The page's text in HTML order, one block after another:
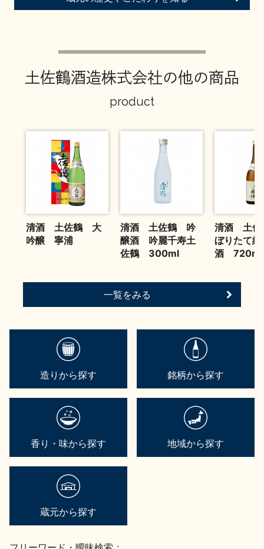
お問い合わせ
土佐鶴酒造株式会社の他の商品
product
清酒 土佐鶴 大
吟醸 寧浦
清酒 土佐鶴 吟
醸酒 吟麗千寿土
佐鶴 300ml
清酒 土
ぼりたて純
酒 720ml
一覧をみる
造りから探す 銘柄から探す
香り・味から探す 地域から探す
蔵元から探す